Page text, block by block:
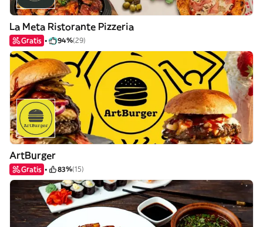
La Meta Ristorante Pizzeria
Gratis 94%(29)
ArtBurger
Gratis 83%(15)